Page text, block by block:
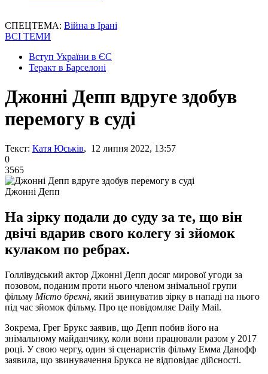
СПЕЦТЕМА: Війна в Ірані
ВСІ ТЕМИ
Вступ України в ЄС
Теракт в Барселоні
Джонні Депп вдруге здобув
перемогу в суді
Текст: Катя Юськів, 12 липня 2022, 13:57
0
3565
Джонні Депп
На зірку подали до суду за те, що він
двічі вдарив свого колегу зі зйомок
кулаком по ребрах.
Голлівудський актор Джонні Депп досяг мирової угоди за
позовом, поданим проти нього членом знімальної групи
фільму Місто брехні, який звинуватив зірку в нападі на нього
під час зйомок фільму. Про це повідомляє Daily Mail.
Зокрема, Грег Брукс заявив, що Депп побив його на
знімальному майданчику, коли вони працювали разом у 2017
році. У свою чергу, один зі сценаристів фільму Емма Данофф
заявила, що звинувачення Брукса не відповідає дійсності.